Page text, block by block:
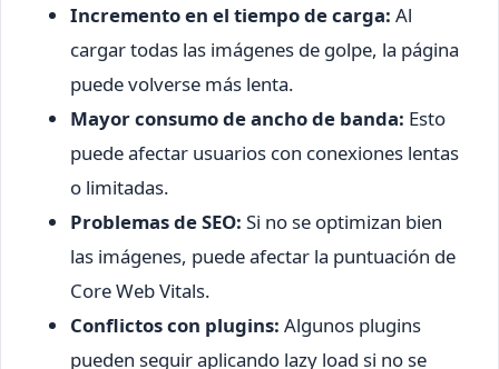
Incremento en el tiempo de carga: Al
cargar todas las imágenes de golpe, la página
puede volverse más lenta.
Mayor consumo de ancho de banda: Esto
puede afectar usuarios con conexiones lentas
o limitadas.
Problemas de SEO: Si no se optimizan bien
las imágenes, puede afectar la puntuación de
Core Web Vitals.
Conflictos con plugins: Algunos plugins
pueden seguir aplicando lazy load si no se